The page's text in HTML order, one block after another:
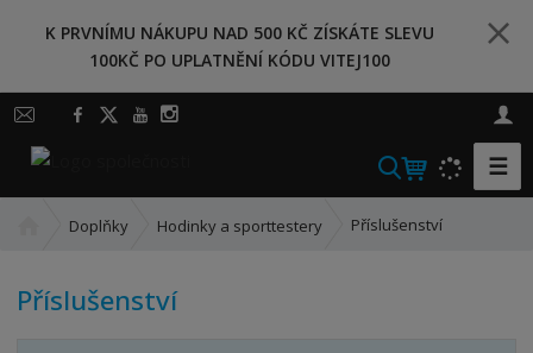
K PRVNÍMU NÁKUPU NAD 500 KČ ZÍSKÁTE SLEVU
100KČ PO UPLATNĚNÍ KÓDU VITEJ100
V
y
h
☰
d
Doplňky Hodinky a sporttestery Příslušenství
Příslušenství